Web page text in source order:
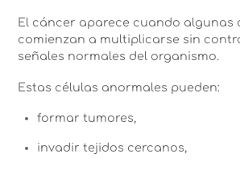
El cáncer aparece cuando algunas
comienzan a multiplicarse sin
señales normales del organismo.
Estas células anormales pueden:
formar tumores,
invadir tejidos cercanos,